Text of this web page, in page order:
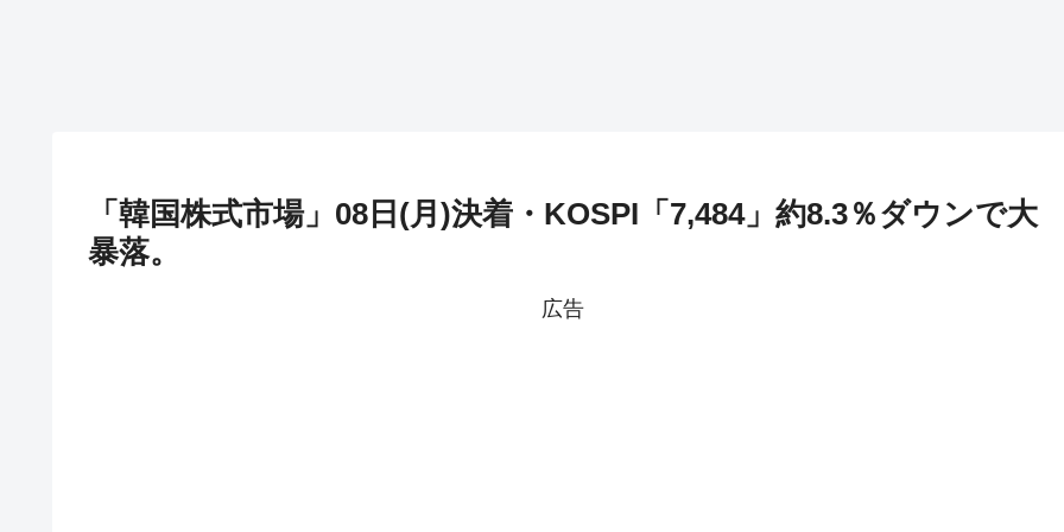
「韓国株式市場」08日(月)決着・KOSPI「7,484」約8.3％ダウンで大
暴落。
広告